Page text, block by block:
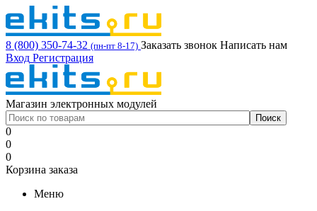
8 (800) 350-74-32 (пн-пт 8-17) Заказать звонок Написать нам
Вход Регистрация
Магазин электронных модулей
0
0
0
Корзина заказа
Меню